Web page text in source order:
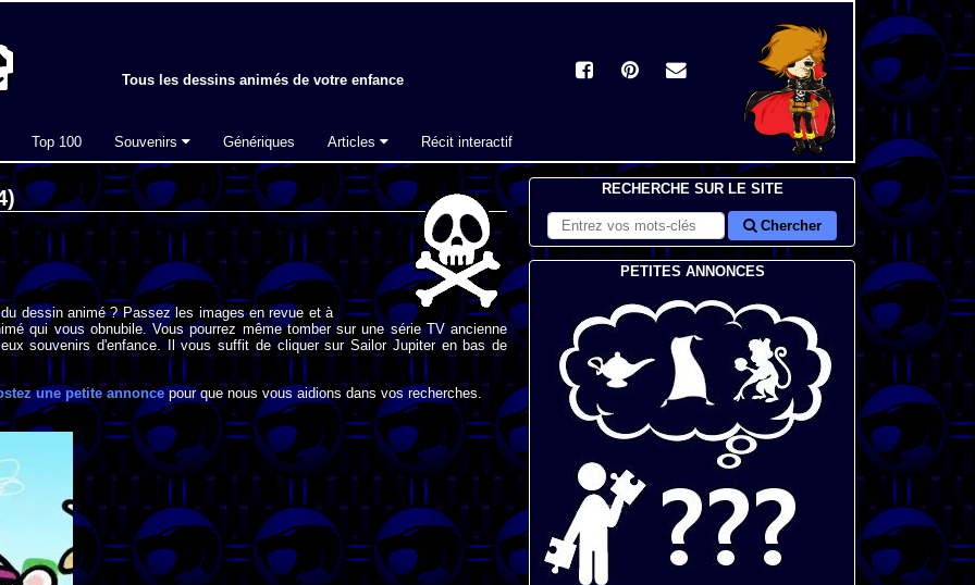
Tous les dessins animés de votre enfance
Top 100 Souvenirs Génériques Articles Récit interactif
dessin animé ? Passez les images en revue et à
qui vous obnubile. Vous pourrez même tomber sur une série TV ancienne
souvenirs d'enfance. Il vous suffit de cliquer sur Sailor Jupiter en bas de
une petite annonce pour que nous vous aidions dans vos recherches.
RECHERCHE SUR LE SITE
Chercher
PETITES ANNONCES